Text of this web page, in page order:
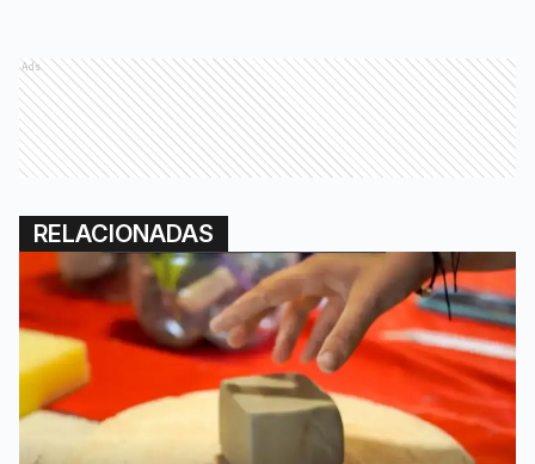
Ads
RELACIONADAS